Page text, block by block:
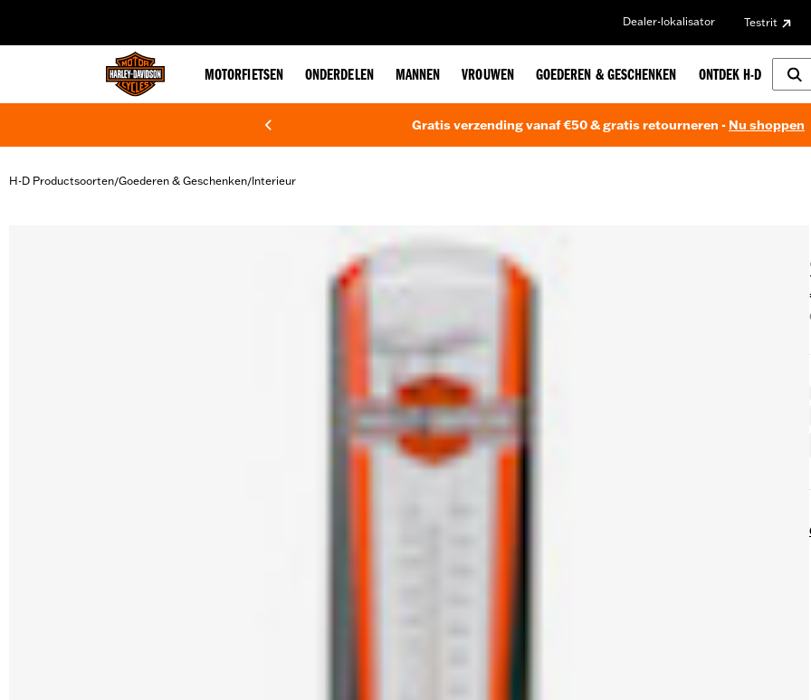
Dealer-lokalisator Testrit
MOTORFIETSEN ONDERDELEN MANNEN VROUWEN GOEDEREN & GESCHENKEN ONTDEK H-D
Gratis verzending vanaf €50 & gratis retourneren - Nu shoppen
H-D Productsoorten/Goederen & Geschenken/Interieur